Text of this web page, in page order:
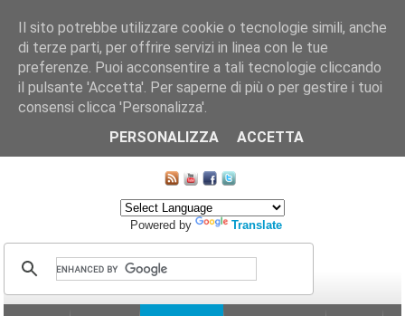
CHI SIAMO LE SEZIONI ASSICURGRANDA
ISCRIZIONE L'AVVOCATO RISPONDE SONDAGGI
Powered by Translate
Il sito potrebbe utilizzare cookie o tecnologie simili, anche
di terze parti, per offrire servizi in linea con le tue
preferenze. Puoi acconsentire a tali tecnologie cliccando
il pulsante 'Accetta'. Per saperne di più o per gestire i tuoi
consensi clicca 'Personalizza'.
PERSONALIZZA
ACCETTA